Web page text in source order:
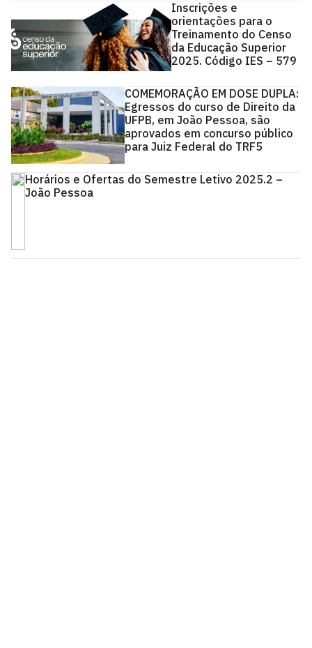
Inscrições e
orientações para o
Treinamento do Censo
da Educação Superior
2025. Código IES – 579
COMEMORAÇÃO EM DOSE DUPLA:
Egressos do curso de Direito da
UFPB, em João Pessoa, são
aprovados em concurso público
para Juiz Federal do TRF5
Horários e Ofertas do Semestre Letivo 2025.2 –
João Pessoa